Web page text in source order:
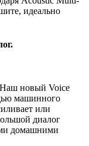
идеально
новый Voice
машинного
или
диалог
домашними